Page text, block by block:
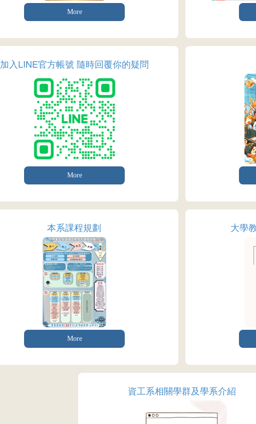
More
加入LINE官方帳號 隨時回覆你的疑問
More
本系課程規劃
More
大學
資工系相關學群及學系介紹